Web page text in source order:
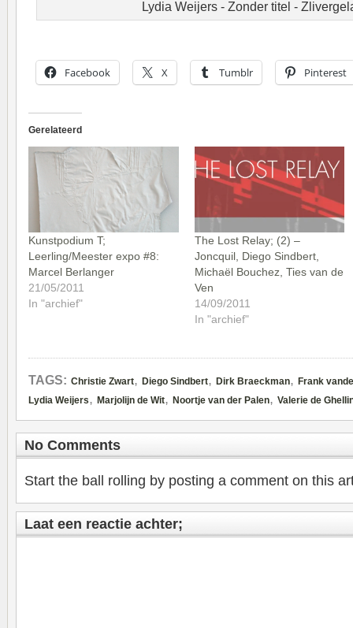
Lydia Weijers - Zonder titel -
Facebook X Tumblr Pinterest
Gerelateerd
Kunstpodium T;
Leerling/Meester expo #8:
Marcel Berlanger
21/05/2011
In "archief"
The Lost Relay; (2) –
Joncquil, Diego Sindbert,
Michaël Bouchez, Ties van de
Ven
14/09/2011
In "archief"
TAGS: Christie Zwart, Diego Sindbert, Dirk Braeckman, Frank
Lydia Weijers, Marjolijn de Wit, Noortje van der Palen, Valerie de
No Comments
Start the ball rolling by posting a comment on this
Laat een reactie achter;